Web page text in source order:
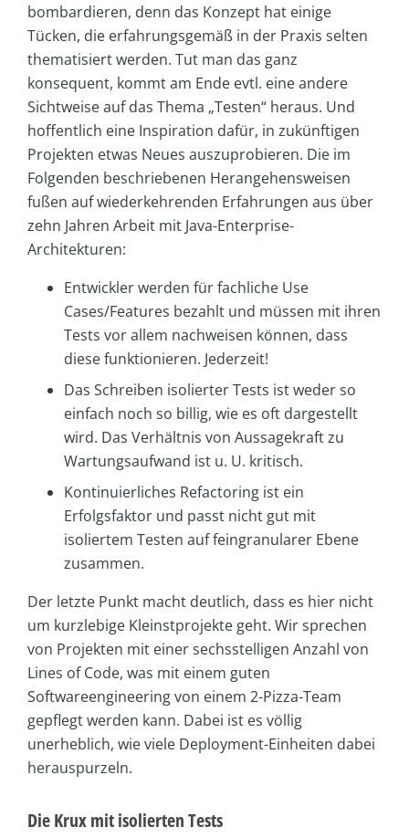
bombardieren, denn das Konzept hat einige
Tücken, die erfahrungsgemäß in der Praxis selten
thematisiert werden. Tut man das ganz
konsequent, kommt am Ende evtl. eine andere
Sichtweise auf das Thema „Testen“ heraus. Und
hoffentlich eine Inspiration dafür, in zukünftigen
Projekten etwas Neues auszuprobieren. Die im
Folgenden beschriebenen Herangehensweisen
fußen auf wiederkehrenden Erfahrungen aus über
zehn Jahren Arbeit mit Java-Enterprise-
Architekturen:
Entwickler werden für fachliche Use
Cases/Features bezahlt und müssen mit ihren
Tests vor allem nachweisen können, dass
diese funktionieren. Jederzeit!
Das Schreiben isolierter Tests ist weder so
einfach noch so billig, wie es oft dargestellt
wird. Das Verhältnis von Aussagekraft zu
Wartungsaufwand ist u. U. kritisch.
Kontinuierliches Refactoring ist ein
Erfolgsfaktor und passt nicht gut mit
isoliertem Testen auf feingranularer Ebene
zusammen.
Der letzte Punkt macht deutlich, dass es hier nicht
um kurzlebige Kleinstprojekte geht. Wir sprechen
von Projekten mit einer sechsstelligen Anzahl von
Lines of Code, was mit einem guten
Softwareengineering von einem 2-Pizza-Team
gepflegt werden kann. Dabei ist es völlig
unerheblich, wie viele Deployment-Einheiten dabei
herauspurzeln.
Die Krux mit isolierten Tests